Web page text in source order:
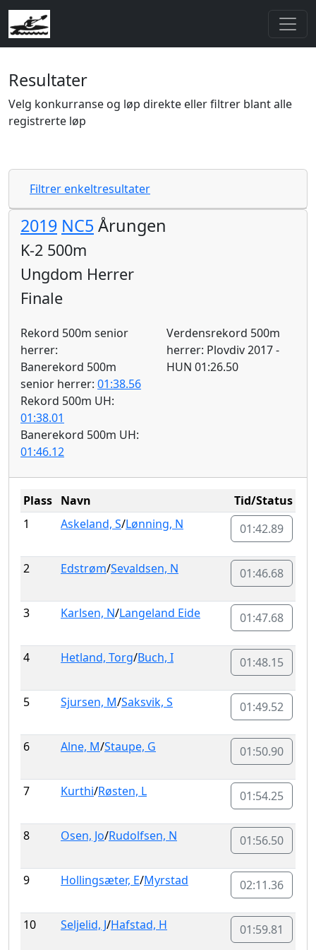
Resultater
Velg konkurranse og løp direkte eller filtrer blant alle
registrerte løp
Filtrer enkeltresultater
2019 NC5 Årungen
K-2 500m
Ungdom Herrer
Finale
Rekord 500m senior
herrer:
Banerekord 500m
senior herrer: 01:38.56
Rekord 500m UH:
01:38.01
Banerekord 500m UH:
01:46.12
Verdensrekord 500m
herrer: Plovdiv 2017 -
HUN 01:26.50
Plass Navn
Tid/Status
1
Askeland, S/Lønning, N 01:42.89
2 Edstrøm/Sevaldsen, N 01:46.68
3 Karlsen, N/Langeland Eide 01:47.68
4 Hetland, Torg/Buch, I 01:48.15
5 Sjursen, M/Saksvik, S 01:49.52
6 Alne, M/Staupe, G 01:50.90
7 Kurthi/Røsten, L 01:54.25
8 Osen, Jo/Rudolfsen, N 01:56.50
9 Hollingsæter, E/Myrstad 02:11.36
10 Seljelid, J/Hafstad, H 01:59.81